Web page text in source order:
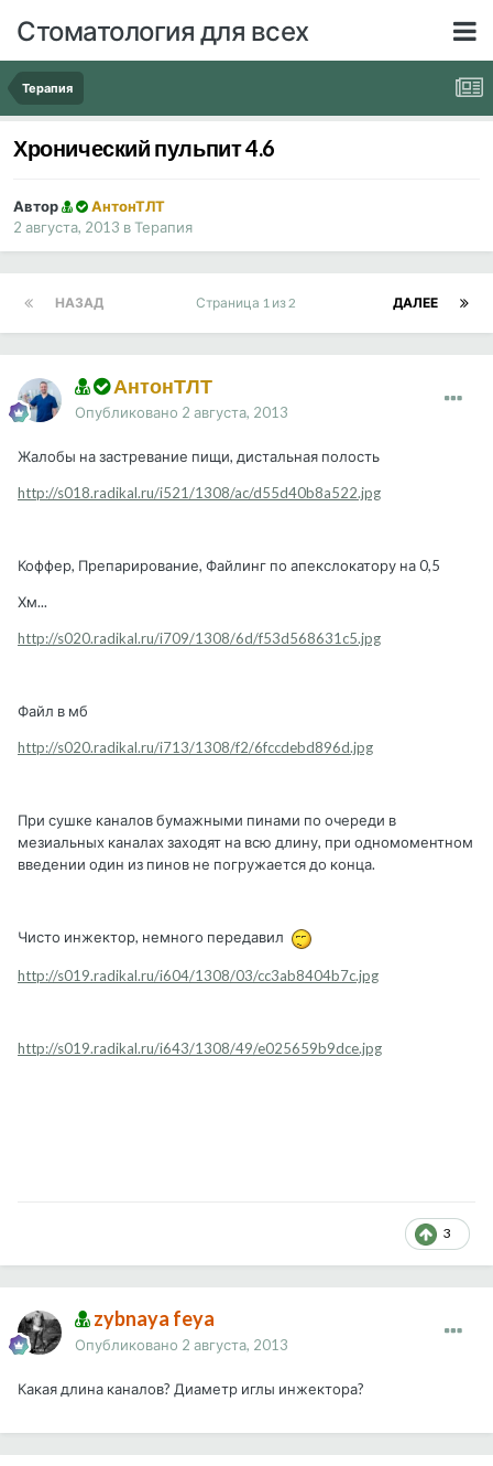
Стоматология для всех
Терапия
Хронический пульпит 4.6
Автор
АнтонТЛТ
2 августа, 2013 вТерапия
НАЗАД ДАЛЕЕ
Страница 1 из 2
АнтонТЛТ
Опубликовано 2 августа, 2013
Жалобы на застревание пищи, дистальная полость
http://s018.radikal.ru/i521/1308/ac/d55d40b8a522.jpg
Коффер, Препарирование, Файлинг по апекслокатору на 0,5
Хм...
http://s020.radikal.ru/i709/1308/6d/f53d568631c5.jpg
Файл в мб
http://s020.radikal.ru/i713/1308/f2/6fccdebd896d.jpg
При сушке каналов бумажными пинами по очереди в
мезиальных каналах заходят на всю длину, при одномоментном
введении один из пинов не погружается до конца.
Чисто инжектор, немного передавил
http://s019.radikal.ru/i604/1308/03/cc3ab8404b7c.jpg
http://s019.radikal.ru/i643/1308/49/e025659b9dce.jpg
3
zybnaya feya
Опубликовано 2 августа, 2013
Какая длина каналов? Диаметр иглы инжектора?